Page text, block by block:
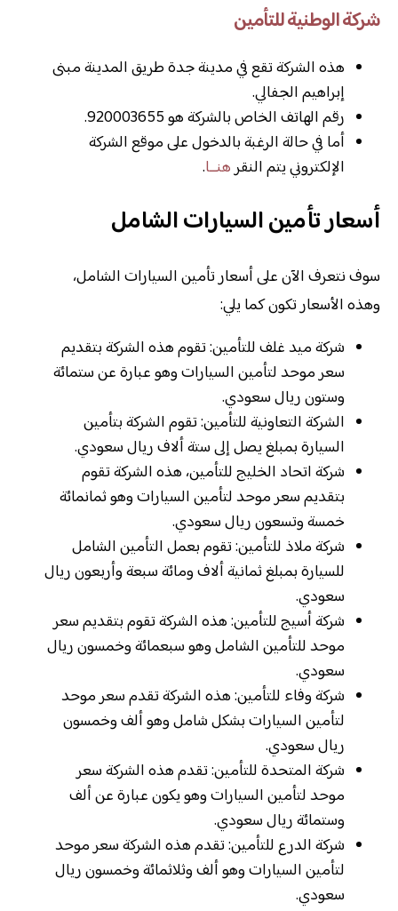
شركة الوطنية للتأمين
هذه الشركة تقع في مدينة جدة طريق المدينة مبنى
إبراهيم الجفالي.
رقم الهاتف الخاص بالشركة هو 920003655.
أما في حالة الرغبة بالدخول على موقع الشركة
الإلكتروني يتم النقرهنــا.
أسعار تأمين السيارات الشامل
سوف نتعرف الآن على أسعار تأمين السيارات الشامل،
وهذه الأسعار تكون كما يلي:
شركة ميد غلف للتأمين: تقوم هذه الشركة بتقديم
سعر موحد لتأمين السيارات وهو عبارة عن ستمائة
وستون ريال سعودي.
الشركة التعاونية للتأمين: تقوم الشركة بتأمين
السيارة بمبلغ يصل إلى ستة ألاف ريال سعودي.
شركة اتحاد الخليج للتأمين، هذه الشركة تقوم
بتقديم سعر موحد لتأمين السيارات وهو ثمانمائة
خمسة وتسعون ريال سعودي.
شركة ملاذ للتأمين: تقوم بعمل التأمين الشامل
للسيارة بمبلغ ثمانية ألاف ومائة سبعة وأربعون ريال
سعودي.
شركة أسيج للتأمين: هذه الشركة تقوم بتقديم سعر
موحد للتأمين الشامل وهو سبعمائة وخمسون ريال
سعودي.
شركة وفاء للتأمين: هذه الشركة تقدم سعر موحد
لتأمين السيارات بشكل شامل وهو ألف وخمسون
ريال سعودي.
شركة المتحدة للتأمين: تقدم هذه الشركة سعر
موحد لتأمين السيارات وهو يكون عبارة عن ألف
وستمائة ريال سعودي.
شركة الدرع للتأمين: تقدم هذه الشركة سعر موحد
لتأمين السيارات وهو ألف وثلاثمائة وخمسون ريال
سعودي.